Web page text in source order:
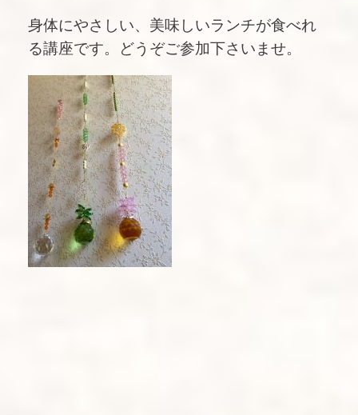
身体にやさしい、美味しいランチが食べれ
る講座です。どうぞご参加下さいませ。